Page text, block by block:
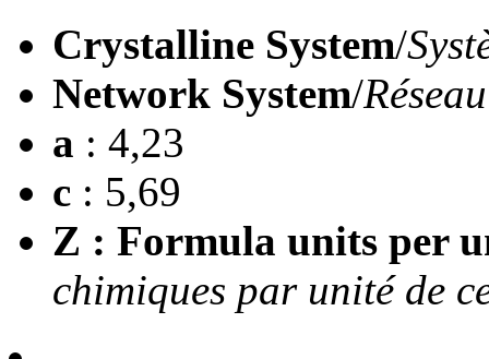
Crystalline System/
Network System/
a : 4,23
c : 5,69
Z : Formula units per
chimiques par unité de